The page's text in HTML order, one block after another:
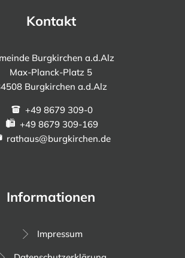
Kontakt
Burgkirchen a.d.Alz
Max-Planck-Platz 5
Burgkirchen a.d.Alz
+49 8679 309-0
+49 8679 309-169
rathaus@burgkirchen.de
Informationen
Impressum